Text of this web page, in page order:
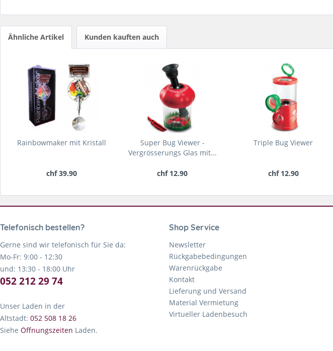
Ähnliche Artikel Kunden kauften auch
Rainbowmaker mit Kristall
chf 39.90
Super Bug Viewer -
Vergrösserungs Glas mit...
chf 12.90
Triple Bug Viewer
chf 12.90
Telefonisch bestellen?
Gerne sind wir telefonisch für Sie da:
Mo-Fr: 9:00 - 12:30
und: 13:30 - 18:00 Uhr
052 212 29 74
Unser Laden in der
Altstadt: 052 508 18 26
Siehe Öffnungszeiten Laden.
Shop Service
Newsletter
Rückgabebedingungen
Warenrückgabe
Kontakt
Lieferung und Versand
Material Vermietung
Virtueller Ladenbesuch